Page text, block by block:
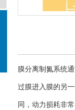
膜分离制氮系统
过膜进入膜的另
同，动力损耗非